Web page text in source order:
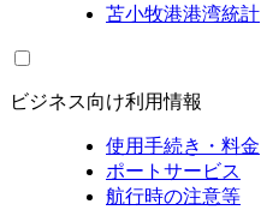
苫小牧港港湾統計
ビジネス向け利用情報
使用手続き・料金
ポートサービス
航行時の注意等